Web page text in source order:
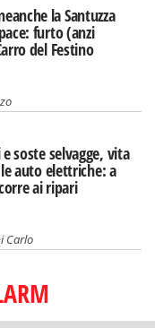
la Santuzza
furto (anzi
del Festino
soste selvagge, vita
auto elettriche: a
ai ripari
Carlo